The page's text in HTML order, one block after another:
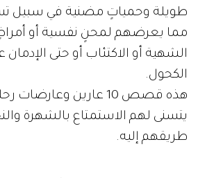
طويلة وحمياتٍ مضنية في سبيل
مما يعرضهم لمحنٍ نفسية أو
الشهية أو الاكتئاب أو حتى
الكحول.
هذه قصص 10 عارين
يتسنى لهم الاستمتاع بالشهرة
طريقهم إليه.